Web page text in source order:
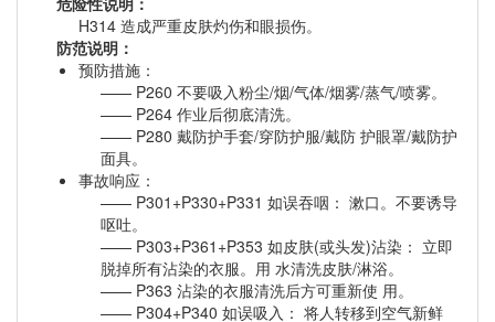
H314 造成严重皮肤灼伤和眼损伤。
防范说明：
预防措施：
P260 不要吸入粉尘/烟/气体/烟雾/蒸气/喷雾。
P264 作业后彻底清洗。
P280 戴防护手套/穿防护服/戴防 护眼罩/戴防护
面具。
事故响应：
P301+P330+P331 如误吞咽： 漱口。不要诱导
呕吐。
P303+P361+P353 如皮肤(或头发)沾染： 立即
脱掉所有沾染的衣服。用 水清洗皮肤/淋浴。
P363 沾染的衣服清洗后方可重新使 用。
P304+P340 如误吸入： 将人转移到空气新鲜